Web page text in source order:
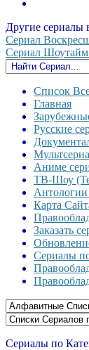
Другие сериалы
Сериал
Сериал Шоутайм
Список
Главная
Русские
Аниме
ТВ-Шоу
Карта
Заказать
Сериалы
Сериалы по